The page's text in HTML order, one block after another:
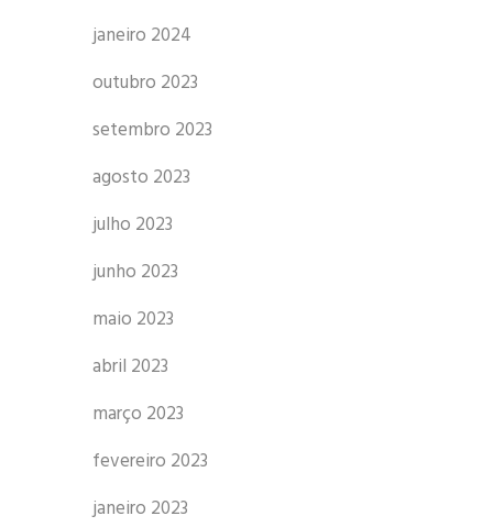
janeiro 2024
outubro 2023
setembro 2023
agosto 2023
julho 2023
junho 2023
maio 2023
abril 2023
março 2023
fevereiro 2023
janeiro 2023